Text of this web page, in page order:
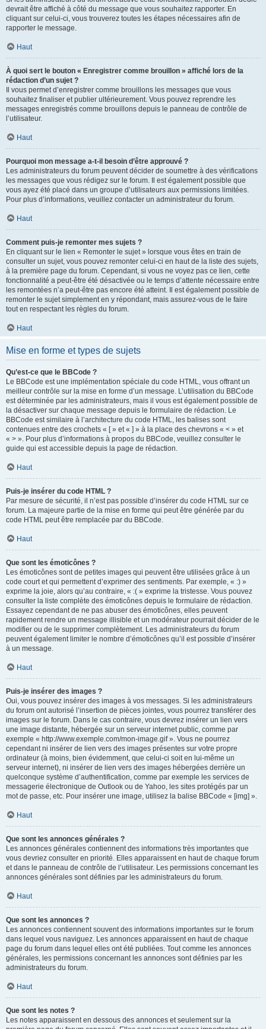
devrait être affiché à côté du message que vous souhaitez rapporter. En
cliquant sur celui-ci, vous trouverez toutes les étapes nécessaires afin de
rapporter le message.
Haut
À quoi sert le bouton « Enregistrer comme brouillon » affiché lors de la
rédaction d’un sujet ?
Il vous permet d’enregistrer comme brouillons les messages que vous
souhaitez finaliser et publier ultérieurement. Vous pouvez reprendre les
messages enregistrés comme brouillons depuis le panneau de contrôle de
l’utilisateur.
Haut
Pourquoi mon message a-t-il besoin d’être approuvé ?
Les administrateurs du forum peuvent décider de soumettre à des vérifications
les messages que vous rédigez sur le forum. Il est également possible que
vous ayez été placé dans un groupe d’utilisateurs aux permissions limitées.
Pour plus d’informations, veuillez contacter un administrateur du forum.
Haut
Comment puis-je remonter mes sujets ?
En cliquant sur le lien « Remonter le sujet » lorsque vous êtes en train de
consulter un sujet, vous pouvez remonter celui-ci en haut de la liste des sujets,
à la première page du forum. Cependant, si vous ne voyez pas ce lien, cette
fonctionnalité a peut-être été désactivée ou le temps d’attente nécessaire entre
les remontées n’a peut-être pas encore été atteint. Il est également possible de
remonter le sujet simplement en y répondant, mais assurez-vous de le faire
tout en respectant les règles du forum.
Haut
Mise en forme et types de sujets
Qu’est-ce que le BBCode ?
Le BBCode est une implémentation spéciale du code HTML, vous offrant un
meilleur contrôle sur la mise en forme d’un message. L’utilisation du BBCode
est déterminée par les administrateurs, mais il vous est également possible de
la désactiver sur chaque message depuis le formulaire de rédaction. Le
BBCode est similaire à l’architecture du code HTML, les balises sont
contenues entre des crochets « [ » et « ] » à la place des chevrons « < » et
« > ». Pour plus d’informations à propos du BBCode, veuillez consulter le
guide qui est accessible depuis la page de rédaction.
Haut
Puis-je insérer du code HTML ?
Par mesure de sécurité, il n’est pas possible d’insérer du code HTML sur ce
forum. La majeure partie de la mise en forme qui peut être générée par du
code HTML peut être remplacée par du BBCode.
Haut
Que sont les émoticônes ?
Les émoticônes sont de petites images qui peuvent être utilisées grâce à un
code court et qui permettent d’exprimer des sentiments. Par exemple, « :) »
exprime la joie, alors qu’au contraire, « :( » exprime la tristesse. Vous pouvez
consulter la liste complète des émoticônes depuis le formulaire de rédaction.
Essayez cependant de ne pas abuser des émoticônes, elles peuvent
rapidement rendre un message illisible et un modérateur pourrait décider de le
modifier ou de le supprimer complètement. Les administrateurs du forum
peuvent également limiter le nombre d’émoticônes qu’il est possible d’insérer
à un message.
Haut
Puis-je insérer des images ?
Oui, vous pouvez insérer des images à vos messages. Si les administrateurs
du forum ont autorisé l’insertion de pièces jointes, vous pourrez transférer des
images sur le forum. Dans le cas contraire, vous devrez insérer un lien vers
une image distante, hébergée sur un serveur internet public, comme par
exemple « http://www.exemple.com/mon-image.gif ». Vous ne pourrez
cependant ni insérer de lien vers des images présentes sur votre propre
ordinateur (à moins, bien évidemment, que celui-ci soit en lui-même un
serveur internet), ni insérer de lien vers des images hébergées derrière un
quelconque système d’authentification, comme par exemple les services de
messagerie électronique de Outlook ou de Yahoo, les sites protégés par un
mot de passe, etc. Pour insérer une image, utilisez la balise BBCode « [img] ».
Haut
Que sont les annonces générales ?
Les annonces générales contiennent des informations très importantes que
vous devriez consulter en priorité. Elles apparaissent en haut de chaque forum
et dans le panneau de contrôle de l’utilisateur. Les permissions concernant les
annonces générales sont définies par les administrateurs du forum.
Haut
Que sont les annonces ?
Les annonces contiennent souvent des informations importantes sur le forum
dans lequel vous naviguez. Les annonces apparaissent en haut de chaque
page du forum dans lequel elles ont été publiées. Tout comme les annonces
générales, les permissions concernant les annonces sont définies par les
administrateurs du forum.
Haut
Que sont les notes ?
Les notes apparaissent en dessous des annonces et seulement sur la